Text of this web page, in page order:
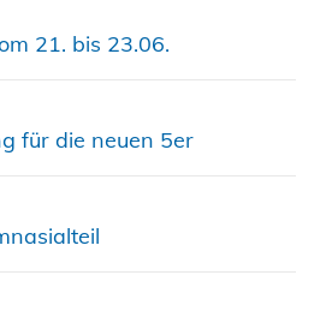
21. bis 23.06.
für die neuen 5er